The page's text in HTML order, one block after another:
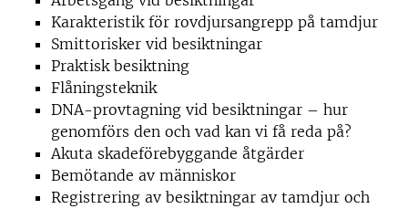
Karakteristik för rovdjursangrepp på tamdjur
Smittorisker vid besiktningar
Praktisk besiktning
Flåningsteknik
DNA-provtagning vid besiktningar – hur
genomförs den och vad kan vi få reda på?
Akuta skadeförebyggande åtgärder
Bemötande av människor
Registrering av besiktningar av tamdjur och